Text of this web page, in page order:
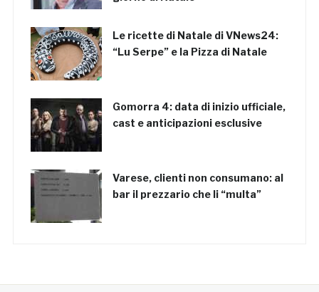
Le ricette di Natale di VNews24:
“Lu Serpe” e la Pizza di Natale
Gomorra 4: data di inizio ufficiale,
cast e anticipazioni esclusive
Varese, clienti non consumano: al
bar il prezzario che li “multa”